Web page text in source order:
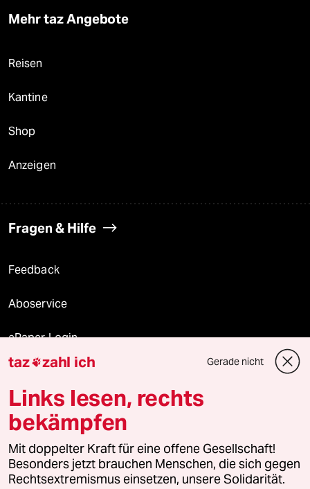
Mehr taz Angebote
Reisen
Kantine
Shop
Anzeigen
Fragen & Hilfe
Feedback
Aboservice
ePaper Login
Downloads für Abonnierende
© 2026 taz Verlags und Vertriebs GmbH
Alle Rechte vorbehalten. Bei rechtlichen Fragen oder für Genehmigungen
wenden Sie sich bitte an
lizenzen@taz.de
taz zahl ich Gerade nicht
Links lesen, rechts
bekämpfen
Mit doppelter Kraft für eine offene Gesellschaft!
Besonders jetzt brauchen Menschen, die sich gegen
Rechtsextremismus einsetzen, unsere Solidarität.